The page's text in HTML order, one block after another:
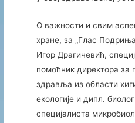
О важности и свим
хране, за „Глас
Игор Драгичевић,
помоћник директора за
здравља из области
екологије и дипл.
специјалиста